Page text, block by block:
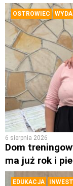
OSTROWIEC
6 sierpnia 2026
Dom
ma już rok i
EDUKACJA